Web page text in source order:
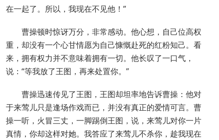
在一起了。所以，我现在不见他！”
曹操顿时惊讶万分，非常感动。他心想，自己位高权
重，却没有一个心甘情愿为自己慷慨赴死的红粉知己。看
来，拥有权力并不意味着拥有一切。他长叹了一口气，
说：“等我放了王图，再来处置你。”
曹操迅速传见了王图，王图却坦率地告诉曹操：他对
于来莺儿只是逢场作戏而已，并没有真正的爱情可言。曹
操一听，火冒三丈，一脚踢倒王图，说，来莺儿对你一片
真情，你却这样对她。我答应了来莺儿不杀你，趁我现在